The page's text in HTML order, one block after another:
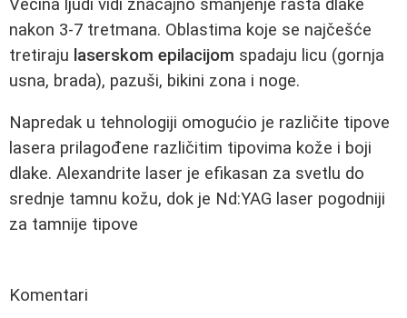
Većina ljudi vidi značajno smanjenje rasta dlake
nakon 3-7 tretmana. Oblastima koje se najčešće
tretiraju laserskom epilacijom spadaju licu (gornja
usna, brada), pazuši, bikini zona i noge.
Napredak u tehnologiji omogućio je različite tipove
lasera prilagođene različitim tipovima kože i boji
dlake. Alexandrite laser je efikasan za svetlu do
srednje tamnu kožu, dok je Nd:YAG laser pogodniji
za tamnije tipove
Komentari